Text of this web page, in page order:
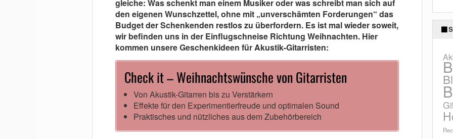
gleiche: Was schenkt man einem Musiker oder was schreibt man sich auf
den eigenen Wunschzettel, ohne mit „unverschämten Forderungen“ das
Budget der Schenkenden restlos zu überfordern. Es ist mal wieder soweit,
wir befinden uns in der Einflugschneise Richtung Weihnachten. Hier
kommen unsere Geschenkideen für Akustik-Gitarristen:
Check it – Weihnachtswünsche von Gitarristen
Von Akustik-Gitarren bis zu Verstärkern
Effekte für den Experimentierfreude und optimalen Sound
Praktisches und nützliches aus dem Zubehörbereich